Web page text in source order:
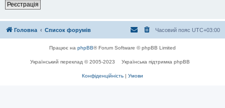
Реєстрація
Головна Список форумів Часовий пояс UTC+03:00
Працює на phpBB® Forum Software © phpBB Limited
Український переклад © 2005-2023 Українська підтримка phpBB
Конфіденційність | Умови